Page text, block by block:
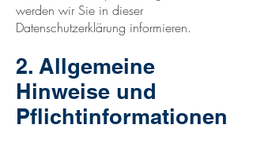
werden wir Sie in dieser
Datenschutzerklärung informieren.
2. Allgemeine
Hinweise und
Pflichtinformationen